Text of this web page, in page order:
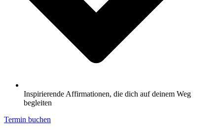
Inspirierende Affirmationen, die dich auf deinem Weg
begleiten
Termin buchen